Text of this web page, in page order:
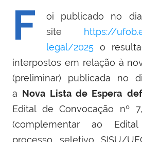
F
oi publicado no
site https://
legal/2025 o
interpostos em relação à
(preliminar) publicada no
a Nova Lista de Espera
Edital de Convocação nº
(complementar ao
processo seletivo SISU/